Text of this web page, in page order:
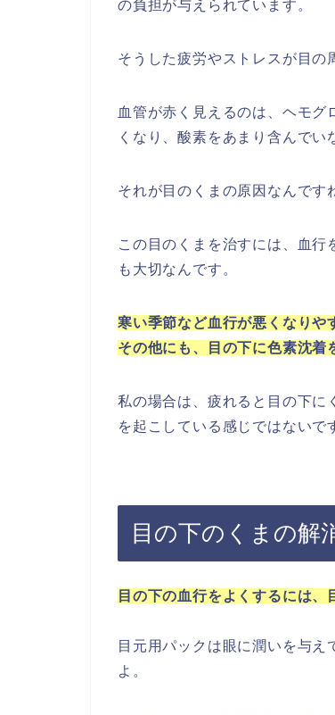
の負担が与えられています。
そうした疲労やストレスが目の
血管が赤く見えるのは、ヘモ
くなり、酸素をあまり含んでい
それが目のくまの原因なんです
この目のくまを治すには、血行
も大切なんです。
寒い季節など血行が悪くなりや
その他にも、目の下に色素沈着
私の場合は、疲れると目の下に
を起こしている感じではないで
目の下のくまの解
目の下の血行をよくするには、
目元用パックは眼に潤いを与
よ。